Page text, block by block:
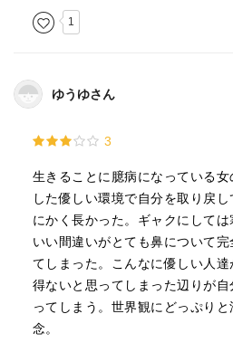
1
ゆうゆさん
3
生きることに臆病になっている
した優しい環境で自分を取り戻
にかく長かった。ギャクにして
いい間違いがとても鼻について
てしまった。こんなに優しい人
得ないと思ってしまった辺りが
ってしまう。世界観にどっぷり
念。